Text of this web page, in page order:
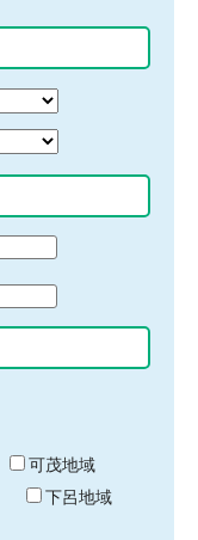
可茂地域
下呂地域